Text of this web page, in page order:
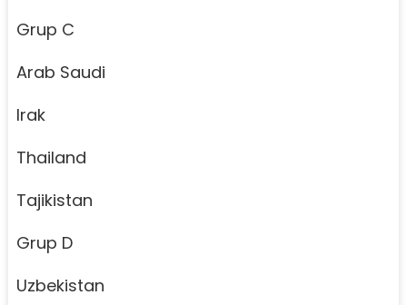
Grup C
Arab Saudi
Irak
Thailand
Tajikistan
Grup D
Uzbekistan